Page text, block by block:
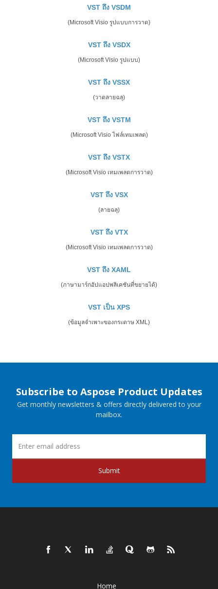
VST ถึง VSDM
(Microsoft Visio รูปแบบการวาด)
VST ถึง VSDX
(Microsoft Visio รูปแบบ)
VST ถึง VSSX
(วาดลายฉลุ)
VST ถึง VSTM
(Microsoft Visio ไฟล์เทมเพลต)
VST ถึง VSTX
(Microsoft Visio เทมเพลตการวาด)
VST ถึง VSX
(ลายฉลุ)
VST ถึง VTX
(Microsoft Visio เทมเพลตการวาด)
VST ถึง XAML
(ภาษามาร์กอัปแอปพลิเคชันที่ขยายได้)
VST เป็น XPS
(ข้อมูลจำเพาะของกระดาษ XML)
Subscribe to Aspose Product Updates
Get monthly newsletters & offers directly delivered to your
mailbox.
Submit
Home